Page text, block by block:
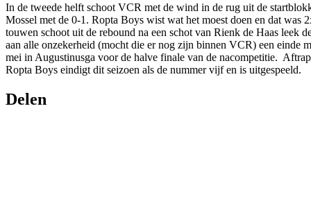
In de tweede helft schoot VCR met de wind in de rug uit de
Mossel met de 0-1. Ropta Boys wist wat het moest doen en dat
touwen schoot uit de rebound na een schot van Rienk de Haas leek
aan alle onzekerheid (mocht die er nog zijn binnen VCR) een einde
mei in Augustinusga voor de halve finale van de nacompetitie.
Ropta Boys eindigt dit seizoen als de nummer vijf en is uitgespeeld.
Delen